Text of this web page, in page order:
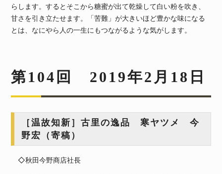
らします。するとそこから糖蜜が出て乾燥して白い粉を吹き、
甘さを引き立たせます。「苦難」が大きいほど豊かな味になる
とは、なにやら人の一生にもつながるような気がします。
第104回 2019年2月18日
［温故知新］古里の逸品 寒ヤツメ 今
野宏（寄稿）
◇秋田今野商店社長